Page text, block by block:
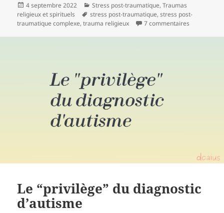
Publié
le
4 septembre 2022 Catégories
Stress post-traumatique,Traumas
religieux et spirituels
Mots-
clés
stress post-traumatique,stress post-
traumatique complexe,trauma religieux 7 commentaires
Le “privilège” du diagnostic
d’autisme